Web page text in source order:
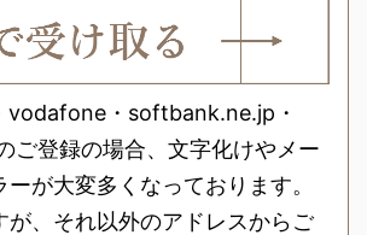
vodafone・softbank.ne.jp・
ご登録の場合、文字化けやメー
ーが大変多くなっております。
が、それ以外のアドレスからご